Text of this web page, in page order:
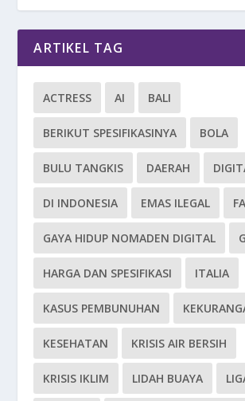
ARTIKEL TAG
ACTRESS AI BALI
BERIKUT SPESIFIKASINYA BOLA
BULU TANGKIS DAERAH
DI INDONESIA EMAS ILEGAL
GAYA HIDUP NOMADEN DIGITAL
HARGA DAN SPESIFIKASI ITALIA
KASUS PEMBUNUHAN
KESEHATAN KRISIS AIR BERSIH
KRISIS IKLIM LIDAH BUAYA